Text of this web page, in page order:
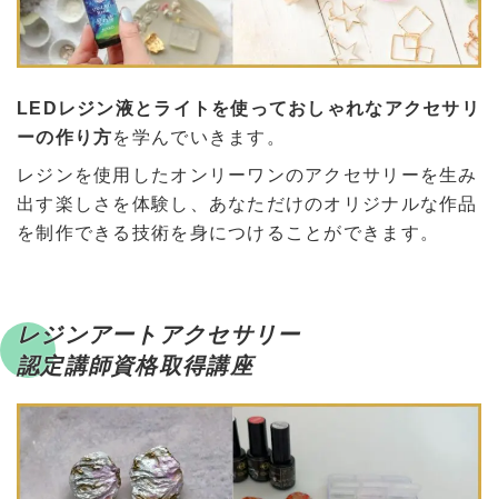
LEDレジン液とライトを使っておしゃれなアクセサリ
ーの作り方を学んでいきます。
レジンを使用したオンリーワンのアクセサリーを生み
出す楽しさを体験し、あなただけのオリジナルな作品
を制作できる技術を身につけることができます。
レジンアートアクセサリー
認定講師資格取得講座